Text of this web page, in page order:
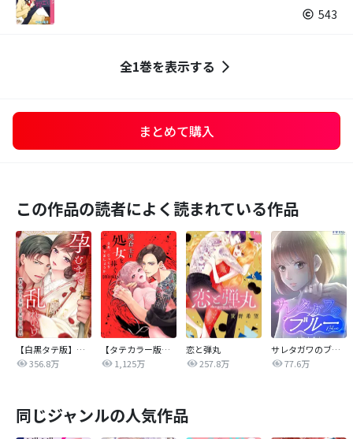
543
全1巻を表示する
まとめて購入
この作品の読者によく読まれている作品
【白黒タテ版】孕むまで乱れいけ～身代わり花嫁と軍服の猛愛
356.8万
【タテカラー版】漣蒼士に処女を捧ぐ～さあ、じっくり愛でましょうか
1,125万
恋と弾丸
257.8万
サレタガワのブルー【タテヨミ】
77.6万
同じジャンルの人気作品